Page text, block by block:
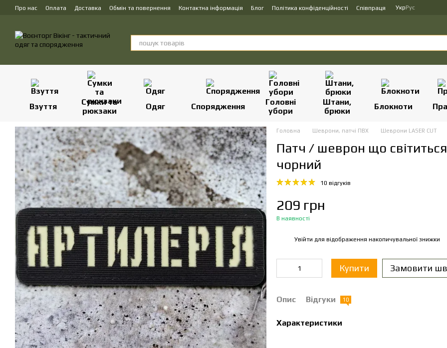
Перейти до основного контенту
Про нас Оплата Доставка Обмін та повернення Контактна інформація Блог Політика конфіденційності Співпраця УкрРус
Взуття
Сумки та
рюкзаки
Одяг Спорядження
Головні
убори
Штани,
брюки
Блокноти
Головна Шеврони, патчі ПВХ Шеврони LASER CUT
Патч / шеврон що
чорний
10 відгуків
209 грн
В наявності
Увійти для відображення накопичувальної знижки
Купити Замовити
Опис Відгуки 10
Характеристики